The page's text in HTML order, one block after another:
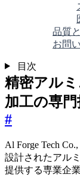
品質
お問
目次
精密アル
加工の専
#
Al Forge Tech
設計されたアル
提供する専業企